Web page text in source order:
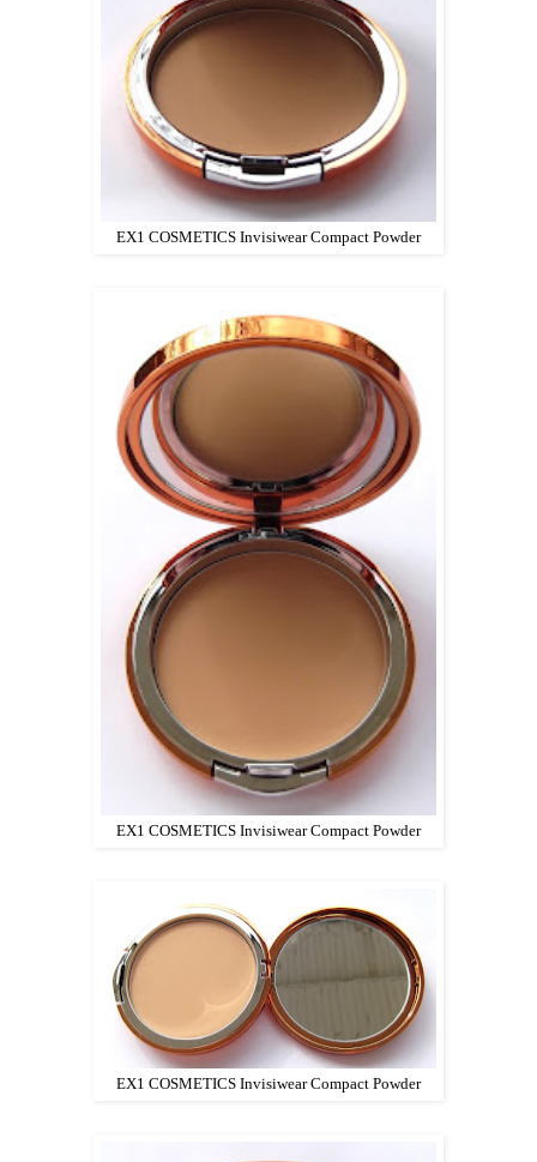
EX1 COSMETICS Invisiwear Compact Powder
EX1 COSMETICS Invisiwear Compact Powder
EX1 COSMETICS Invisiwear Compact Powder